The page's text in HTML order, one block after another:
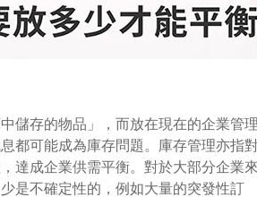
儲存的物品」，而放在現在的企業管
息都可能成為庫存問題。庫存管理亦指
達成企業供需平衡。對於大部分企業
是不確定性的，例如大量的突發性訂